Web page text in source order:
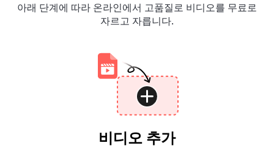
아래 단계에 따라 온라인에서 고품질로 비디오를 무료로
자르고 자릅니다.
비디오 추가